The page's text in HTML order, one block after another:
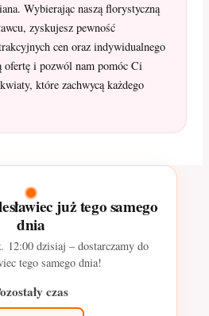
Wybierając naszą florystyczną
zyskujesz pewność
cen oraz indywidualnego
ofertę i pozwól nam pomóc Ci
które zachwycą każdego
już tego samego
dnia
12:00dzisiaj – dostarczamy do
tego samego dnia!
czas